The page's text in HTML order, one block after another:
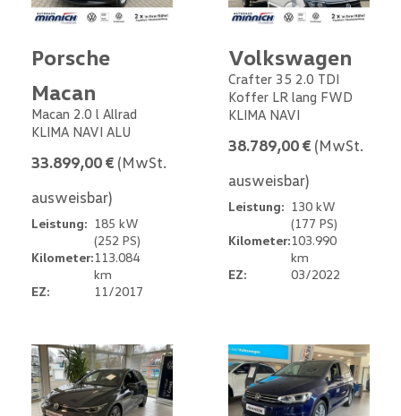
Porsche
Macan
Macan 2.0 l Allrad
KLIMA NAVI ALU
33.899,00 € (MwSt.
ausweisbar)
Leistung: 185 kW
(252 PS)
Kilometer:113.084
km
EZ:
11/2017
Volkswagen
Crafter 35 2.0 TDI
Koffer LR lang FWD
KLIMA NAVI
38.789,00 € (MwSt.
ausweisbar)
Leistung: 130 kW
(177 PS)
Kilometer:103.990
km
EZ:
03/2022